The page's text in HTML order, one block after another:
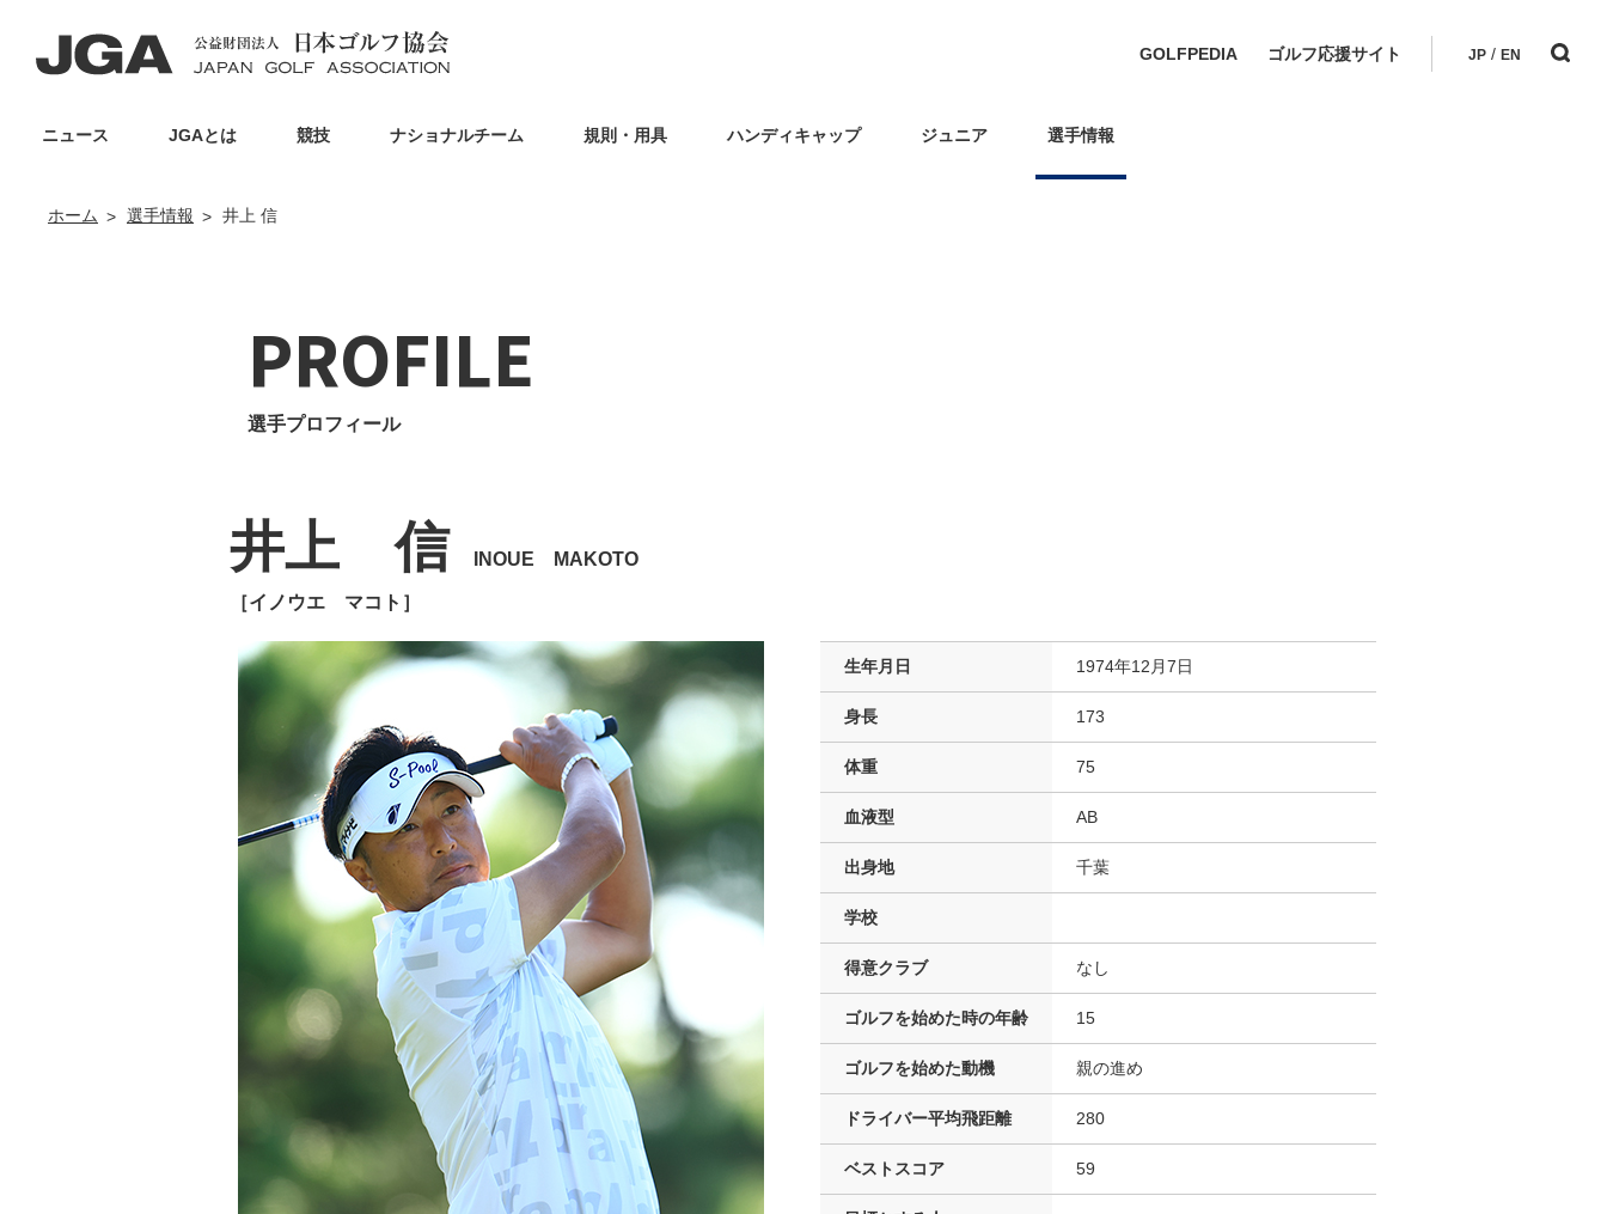
GOLFPEDIA ゴルフ応援サイト JP / EN
ニュース JGAとは 競技 ナショナルチーム 規則・用具 ハンディキャップ ジュニア 選手情報
ホーム 選手情報 井上 信
PROFILE
選手プロフィール
井上 信 INOUE MAKOTO
［イノウエ マコト］
生年月日 1974年12月7日
身長 173
体重 75
血液型 AB
出身地 千葉
学校
得意クラブ なし
ゴルフを始めた時の年齢 15
ゴルフを始めた動機 親の進め
ドライバー平均飛距離 280
ベストスコア 59